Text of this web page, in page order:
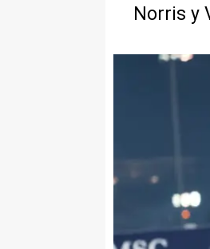
Norris y